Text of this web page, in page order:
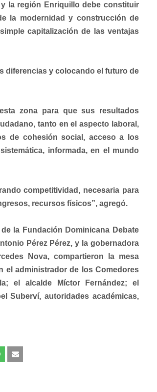
la región Enriquillo debe constituir
la modernidad y construcción de
capitalización de las ventajas
diferencias y colocando el futuro de
zona para que sus resultados
tanto en el aspecto laboral,
de cohesión social, acceso a los
informada, en el mundo
competitividad, necesaria para
recursos físicos”, agregó.
la Fundación Dominicana Debate
Pérez Pérez, y la gobernadora
Nova, compartieron la mesa
el administrador de los Comedores
el alcalde Míctor Fernández; el
Suberví, autoridades académicas,